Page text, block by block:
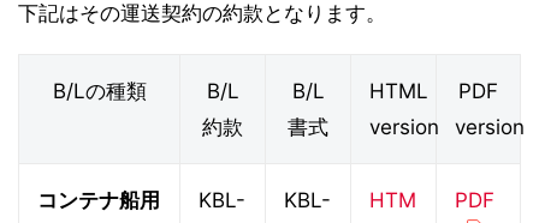
下記はその運送契約の約款となります。
B/Lの種類
B/L
約款
B/L
書式
HTML
version
PDF
version
コンテナ船用
KBL-
KBL-
HTM
PDF